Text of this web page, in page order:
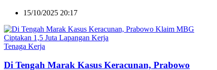
15/10/2025 20:17
Tenaga Kerja
Di Tengah Marak Kasus Keracunan, Prabowo